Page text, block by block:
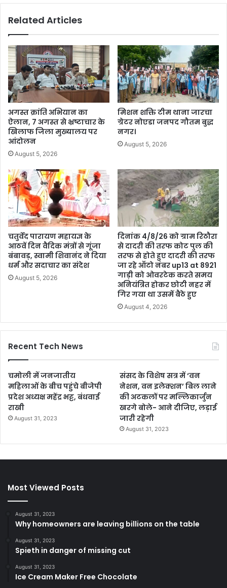
Related Articles
अगस्त क्रांति अभियान का
ऐलान, 7 अगस्त से भ्रष्टाचार के
खिलाफ जिला मुख्यालय पर
आंदोलन
August 5, 2026
मिशन शक्ति टीम थाना जारचा
ग्रेटर नोएडा जनपद गौतम बुद्ध
नगर।
August 5, 2026
चतुर्वेद पारायण महायज्ञ के
आठवें दिन वैदिक मंत्रों से गूंजा
बंबावड़, स्वामी शिवानंद ने दिया
धर्म और सदाचार का संदेश
August 5, 2026
दिनांक 4/8/26 को ग्राम रिठौरा
से दादरी की तरफ कोट पुल की
तरफ से होते हुए दादरी की तरफ
जा रहे ऑटो नंबर up13 at 8921
गाड़ी को ओवरटेक करते समय
अनियंत्रित होकर छोटी नहर में
गिर गया था उसमें बैठे हुए
August 4, 2026
Recent Tech News
चमोली में जनजातीय
महिलाओं के बीच पहुंचे बीजेपी
प्रदेश अध्यक्ष महेंद्र भट्ट, बंधवाई
राखी
August 31, 2023
संसद के विशेष सत्र में ‘वन
नेशन, वन इलेक्शन’ बिल लाने
की अटकलों पर मल्लिकार्जुन
खरगे बोले- आने दीजिए, लड़ाई
जारी रहेगी
August 31, 2023
Most Viewed Posts
August 31, 2023
Why homeowners are leaving billions on the table
August 31, 2023
Spieth in danger of missing cut
August 31, 2023
Ice Cream Maker Free Chocolate